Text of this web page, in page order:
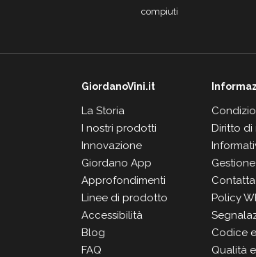
compiuti
GiordanoVini.it
La Storia
I nostri prodotti
Innovazione
Giordano App
Approfondimenti
Linee di prodotto
Accessibilità
Blog
FAQ
Diritto di
Policy
Codice
Qualità